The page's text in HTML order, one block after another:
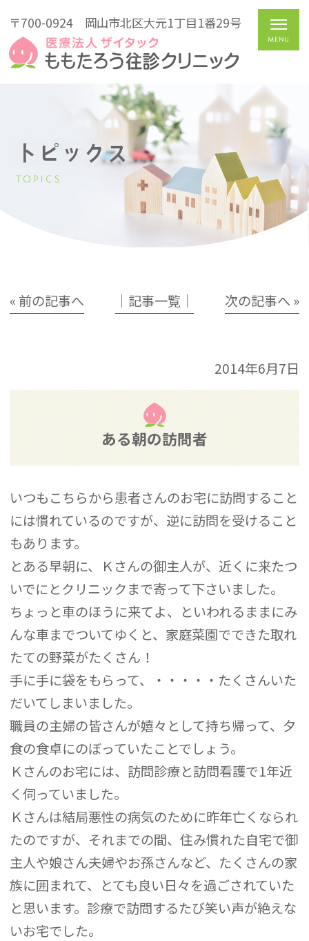
〒700-0924 岡山市北区大元1丁目1番29号
トピックス
TOPICS
« 前の記事へ │記事一覧│ 次の記事へ »
2014年6月7日
ある朝の訪問者
いつもこちらから患者さんのお宅に訪問すること
には慣れているのですが、逆に訪問を受けること
もあります。
とある早朝に、Ｋさんの御主人が、近くに来たつ
いでにとクリニックまで寄って下さいました。
ちょっと車のほうに来てよ、といわれるままにみ
んな車までついてゆくと、家庭菜園でできた取れ
たての野菜がたくさん！
手に手に袋をもらって、・・・・・たくさんいた
だいてしまいました。
職員の主婦の皆さんが嬉々として持ち帰って、夕
食の食卓にのぼっていたことでしょう。
Ｋさんのお宅には、訪問診療と訪問看護で1年近
く伺っていました。
Ｋさんは結局悪性の病気のために昨年亡くなられ
たのですが、それまでの間、住み慣れた自宅で御
主人や娘さん夫婦やお孫さんなど、たくさんの家
族に囲まれて、とても良い日々を過ごされていた
と思います。診療で訪問するたび笑い声が絶えな
いお宅でした。